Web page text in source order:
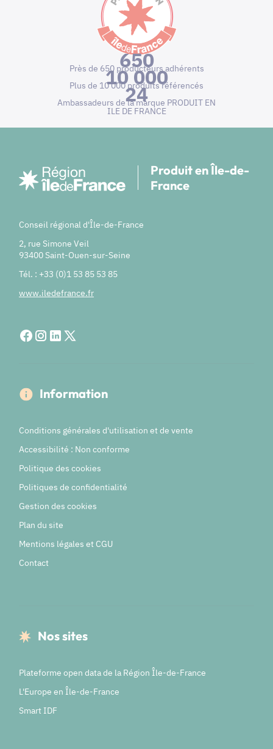
650
Près de 650 producteurs adhérents
10 000
Plus de 10 000 produits référencés
24
Ambassadeurs de la marque PRODUIT EN
ILE DE FRANCE
Produit en Île-de-
France
Conseil régional d'Île-de-France
2, rue Simone Veil
93400 Saint-Ouen-sur-Seine
Tél. : +33 (0)1 53 85 53 85
www.iledefrance.fr
Information
Conditions générales d'utilisation et de vente
Accessibilité : Non conforme
Politique des cookies
Politiques de confidentialité
Gestion des cookies
Plan du site
Mentions légales et CGU
Contact
Nos sites
Plateforme open data de la Région Île-de-France
L'Europe en Île-de-France
Smart IDF